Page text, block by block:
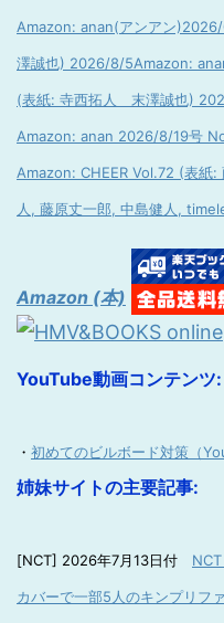
Amazon: anan(アンアン
澤誠也) 2026/8/5Amazon:
(表紙: 寺西拓人 末澤誠也)
Amazon: anan 2026/8/19号
Amazon: CHEER Vol.72 (表
人, 藤原丈一郎, 中島健人,
Amazon (本)
YouTube動画コンテンツ:
・ 初めてのビルボード対策（
姉妹サイトの主要記事:
[NCT] 2026年7月13日付
カバーで一部5人のキンプリフ